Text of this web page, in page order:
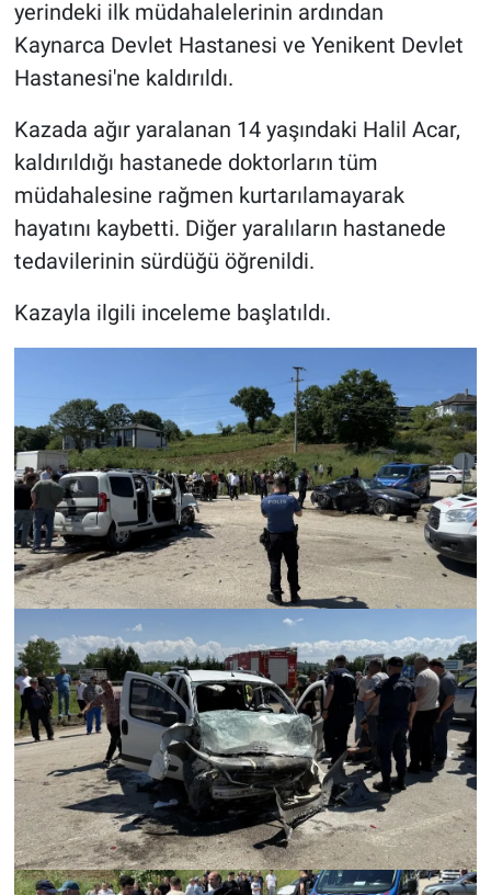
yerindeki ilk müdahalelerinin ardından
Kaynarca Devlet Hastanesi ve Yenikent Devlet
Hastanesi'ne kaldırıldı.
Kazada ağır yaralanan 14 yaşındaki Halil Acar,
kaldırıldığı hastanede doktorların tüm
müdahalesine rağmen kurtarılamayarak
hayatını kaybetti. Diğer yaralıların hastanede
tedavilerinin sürdüğü öğrenildi.
Kazayla ilgili inceleme başlatıldı.